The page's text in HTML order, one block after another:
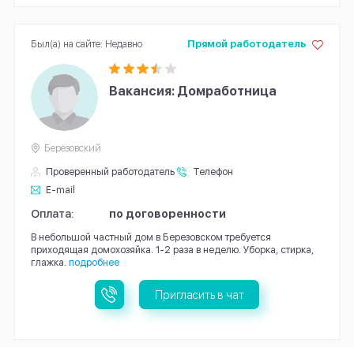
Вакансия: Домработница
Проверенный работодатель
Телефон
E-mail
Прямой работодатель
Берёзовский
Оплата: по договоренности
В небольшой частный дом в Березовском требуется
приходящая домохозяйка. 1-2 раза в неделю. Уборка, стирка,
глажка. подробнее
Был(а) на сайте: Недавно
Пригласить в чат